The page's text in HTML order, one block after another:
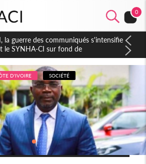
0
2026, Thiam plaide pour un
plus apaisé
D'IVOIRE SOCIÉTÉ